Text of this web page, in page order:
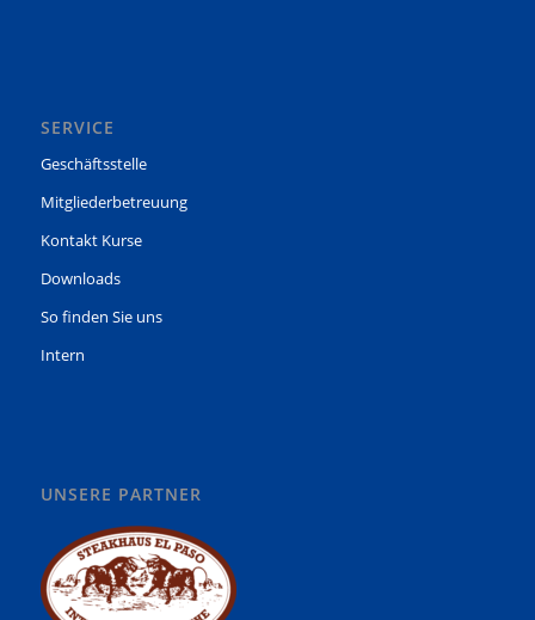
SERVICE
Geschäftsstelle
Mitgliederbetreuung
Kontakt Kurse
Downloads
So finden Sie uns
Intern
UNSERE PARTNER